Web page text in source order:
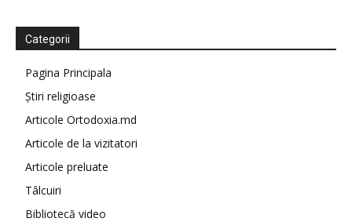
Categorii
Pagina Principala
Știri religioase
Articole Ortodoxia.md
Articole de la vizitatori
Articole preluate
Tâlcuiri
Bibliotecă video